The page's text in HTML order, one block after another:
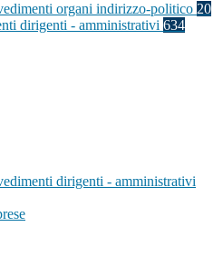
organi indirizzo-politico 20
dirigenti - amministrativi 634
dirigenti - amministrativi